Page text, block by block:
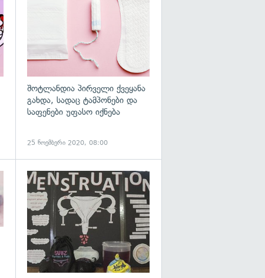
შოტლანდია პირველი ქვეყანა
გახდა, სადაც ტამპონები და
საფენები უფასო იქნება
25 ნოემბერი 2020, 08:00
გადახედვა